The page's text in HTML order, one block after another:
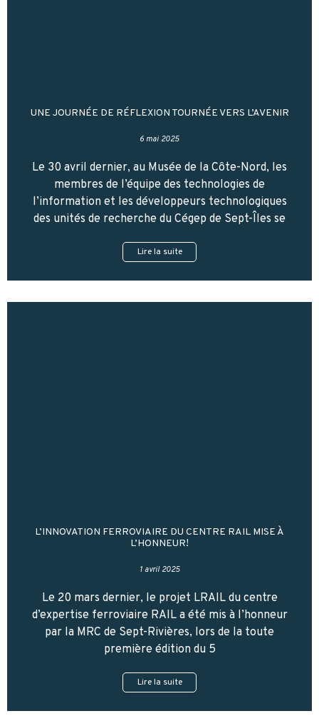
UNE JOURNÉE DE RÉFLEXION TOURNÉE VERS L’AVENIR
6 mai 2025
Le 30 avril dernier, au Musée de la Côte-Nord, les
membres de l’équipe des technologies de
l’information et les développeurs technologiques
des unités de recherche du Cégep de Sept-Îles se
Lire la suite
L’INNOVATION FERROVIAIRE DU CENTRE RAIL MISE À
L’HONNEUR!
1 avril 2025
Le 20 mars dernier, le projet LRAIL du centre
d’expertise ferroviaire RAIL a été mis à l’honneur
par la MRC de Sept-Rivières, lors de la toute
première édition du 5
Lire la suite